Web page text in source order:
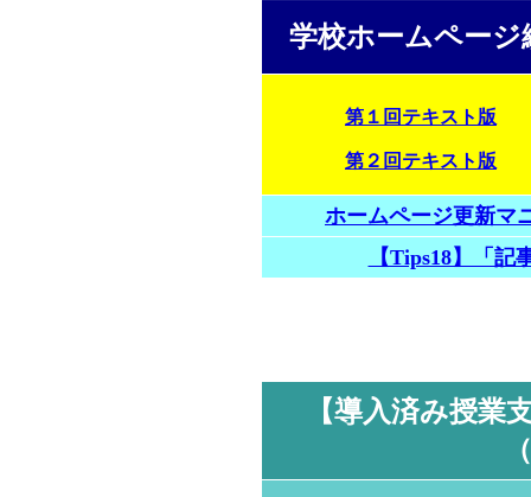
学校ホームページ
第１回テキスト版
第２回テキスト版
ホームページ更新マ
【Tips18】「
【導入済み授業